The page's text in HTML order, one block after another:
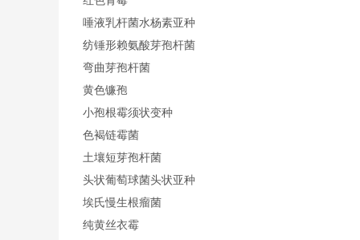
唾液乳杆菌水杨素亚种
纺锤形赖氨酸芽孢杆菌
弯曲芽孢杆菌
黄色镰孢
小孢根霉须状变种
色褐链霉菌
土壤短芽孢杆菌
头状葡萄球菌头状亚种
埃氏慢生根瘤菌
纯黄丝衣霉